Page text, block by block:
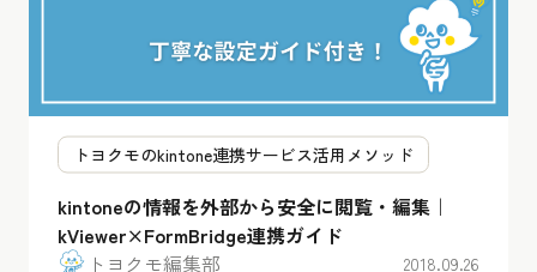
トヨクモのkintone連携サービス活用メソッド
kintoneの情報を外部から安全に閲覧・編集｜
kViewer×FormBridge連携ガイド
トヨクモ編集部
2018.09.26